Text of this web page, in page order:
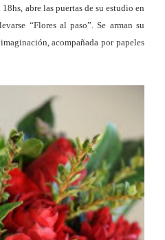
abre las puertas de su estudio en
“Flores al paso”. Se arman su
acompañada por papeles